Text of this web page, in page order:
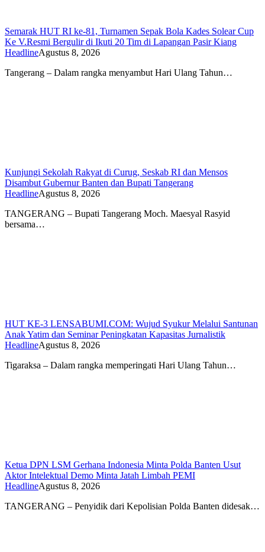
Semarak HUT RI ke-81, Turnamen Sepak Bola Kades Solear Cup
Ke V.Resmi Bergulir di Ikuti 20 Tim di Lapangan Pasir Kiang
HeadlineAgustus 8, 2026
Tangerang – Dalam rangka menyambut Hari Ulang Tahun…
Kunjungi Sekolah Rakyat di Curug, Seskab RI dan Mensos
Disambut Gubernur Banten dan Bupati Tangerang
HeadlineAgustus 8, 2026
TANGERANG – Bupati Tangerang Moch. Maesyal Rasyid
bersama…
HUT KE-3 LENSABUMI.COM: Wujud Syukur Melalui Santunan
Anak Yatim dan Seminar Peningkatan Kapasitas Jurnalistik
HeadlineAgustus 8, 2026
Tigaraksa – Dalam rangka memperingati Hari Ulang Tahun…
Ketua DPN LSM Gerhana Indonesia Minta Polda Banten Usut
Aktor Intelektual Demo Minta Jatah Limbah PEMI
HeadlineAgustus 8, 2026
TANGERANG – Penyidik dari Kepolisian Polda Banten didesak…